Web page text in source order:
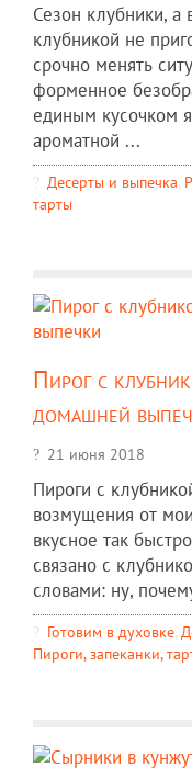
Сезон клубники, а
клубникой не
срочно менять
форменное
единым кусочком
ароматной ...
Десерты и выпечка,
тарты
Пирог с
домашней
21 июня 2018
Пироги с
возмущения от
вкусное так
связано с
словами: ну,
Готовим в духовке,
Пироги, запеканки,